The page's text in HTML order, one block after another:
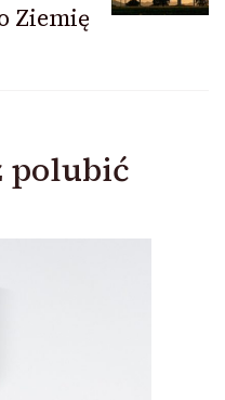
Ziemię
polubić